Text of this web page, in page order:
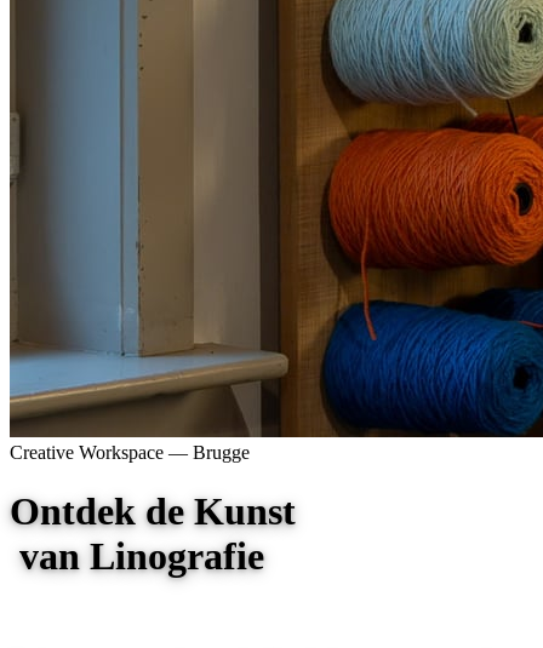
Creative Workspace — Brugge
Ontdek de Kunst
van Linografie